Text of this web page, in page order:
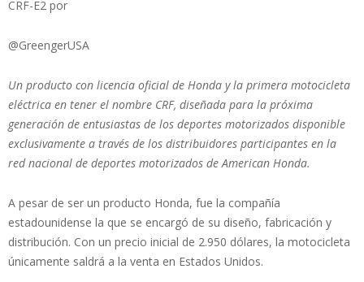
CRF-E2 por
@GreengerUSA
Un producto con licencia oficial de Honda y la primera motocicleta
eléctrica en tener el nombre CRF, diseñada para la próxima
generación de entusiastas de los deportes motorizados disponible
exclusivamente a través de los distribuidores participantes en la
red nacional de deportes motorizados de American Honda.
A pesar de ser un producto Honda, fue la compañía
estadounidense la que se encargó de su diseño, fabricación y
distribución. Con un precio inicial de 2.950 dólares, la motocicleta
únicamente saldrá a la venta en Estados Unidos.